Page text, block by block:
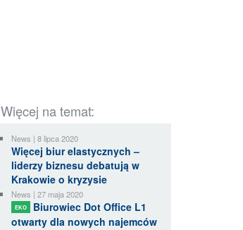
Więcej na temat:
News | 8 lipca 2020
Więcej biur elastycznych –
liderzy biznesu debatują w
Krakowie o kryzysie
News | 27 maja 2020
EKO
Biurowiec Dot Office L1
otwarty dla nowych najemców